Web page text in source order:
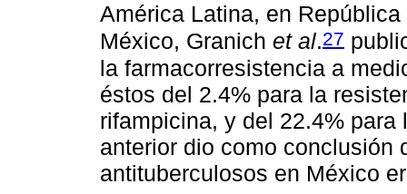
América Latina, en
México, Granich et al.27
la farmacorresistencia a
éstos del 2.4% para la
rifampicina, y del 22.4%
anterior dio como conclusión
antituberculosos en México